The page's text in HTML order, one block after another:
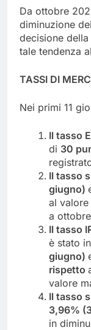
Da ottobre
diminuzione
decisione
tale tendenza
TASSI DI
Nei primi 11
Il tasso
di 30
Il tasso
giugno)
al valore
a
Il tasso
è stato
giugno)
rispetto
valore
Il tasso
3,96%
in